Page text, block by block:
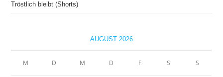
Tröstlich bleibt (Shorts)
AUGUST 2026
M D M D F S S